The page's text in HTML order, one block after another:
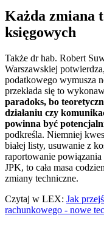
Każda zmiana
księgowych
Także dr hab. Robert
Warszawskiej
podatkowego wymusza
przekłada się to
paradoks, bo
działaniu czy
powinna być
podkreśla. Niemniej
białej listy, usuwanie z
raportowanie
JPK, to cała masa
zmiany techniczne.
Czytaj w LEX: Jak
rachunkowego - nowe